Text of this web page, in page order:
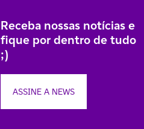
Receba nossas notícias e
fique por dentro de tudo
;)
ASSINE A NEWS